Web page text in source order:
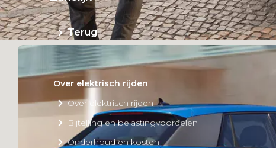
Terug
Over elektrisch rijden
Over elektrisch rijden
Bijtelling en belastingvoordelen
Onderhoud en kosten